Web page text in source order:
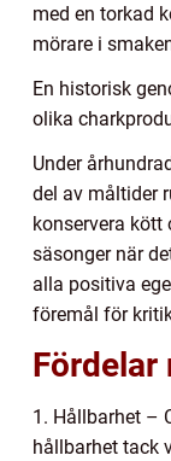
med en torkad
mörare i
En historisk
olika
Under
del av måltider
konservera
säsonger när
alla positiva
föremål för
Fördelar
1. Hållbarhet –
hållbarhet tack